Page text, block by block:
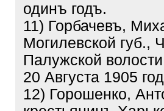
одинъ годъ.
11) Горбачевъ,
Могилевской губ.,
Палужской
20 Августа 1905
12) Горошенко,